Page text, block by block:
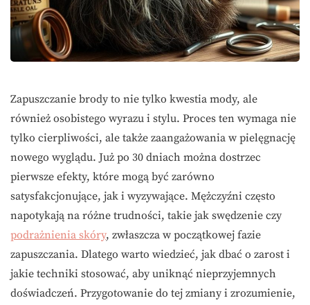
Zapuszczanie brody to nie tylko kwestia mody, ale
również osobistego wyrazu i stylu. Proces ten wymaga nie
tylko cierpliwości, ale także zaangażowania w pielęgnację
nowego wyglądu. Już po 30 dniach można dostrzec
pierwsze efekty, które mogą być zarówno
satysfakcjonujące, jak i wyzywające. Mężczyźni często
napotykają na różne trudności, takie jak swędzenie czy
podrażnienia skóry, zwłaszcza w początkowej fazie
zapuszczania. Dlatego warto wiedzieć, jak dbać o zarost i
jakie techniki stosować, aby uniknąć nieprzyjemnych
doświadczeń. Przygotowanie do tej zmiany i zrozumienie,